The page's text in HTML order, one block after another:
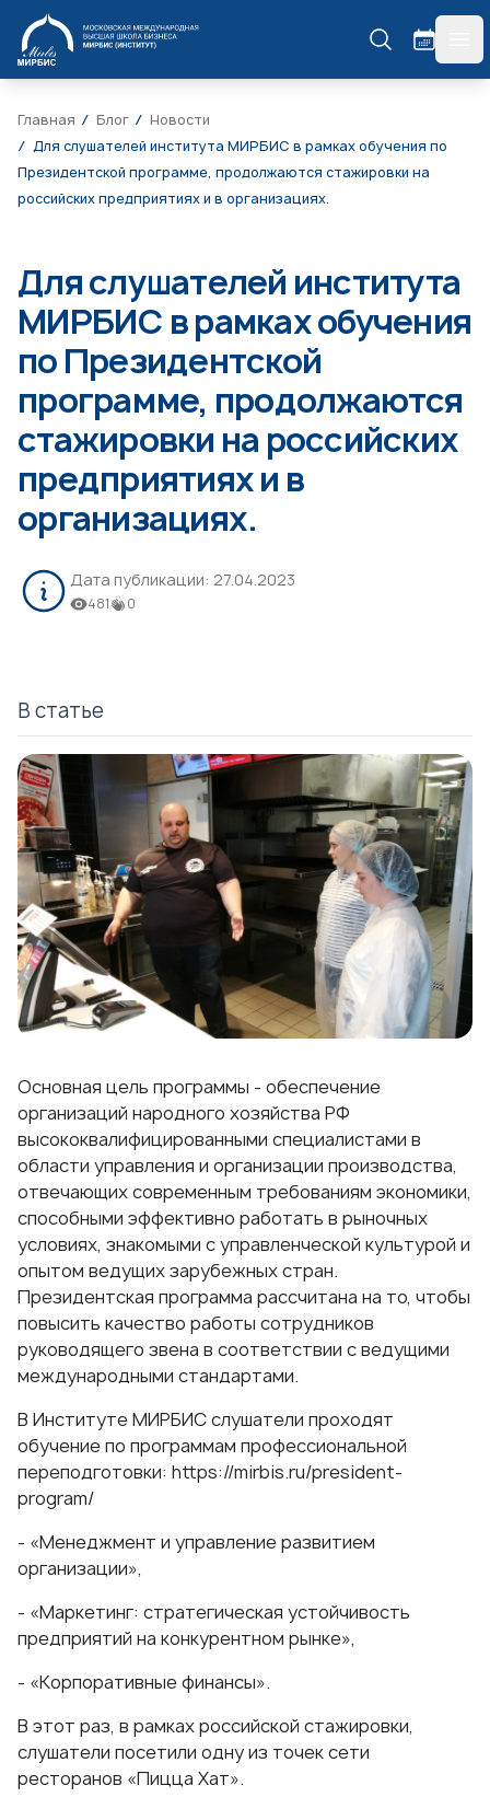
МИРБИС
Главная Блог
Новости
Для слушателей института МИРБИС в рамках обучения по
Президентской программе, продолжаются стажировки на
российских предприятиях и в организациях.
Для слушателей института
МИРБИС в рамках обучения
по Президентской
программе, продолжаются
стажировки на российских
предприятиях и в
организациях.
Дата публикации: 27.04.2023
481 0
В статье
Основная цель программы - обеспечение
организаций народного хозяйства РФ
высококвалифицированными специалистами в
области управления и организации производства,
отвечающих современным требованиям экономики,
способными эффективно работать в рыночных
условиях, знакомыми с управленческой культурой и
опытом ведущих зарубежных стран.
Президентская программа рассчитана на то, чтобы
повысить качество работы сотрудников
руководящего звена в соответствии с ведущими
международными стандартами.
В Институте МИРБИС слушатели проходят
обучение по программам профессиональной
переподготовки: https://mirbis.ru/president-
program/
- «Менеджмент и управление развитием
организации»,
- «Маркетинг: стратегическая устойчивость
предприятий на конкурентном рынке»,
- «Корпоративные финансы».
В этот раз, в рамках российской стажировки,
слушатели посетили одну из точек сети
ресторанов «Пицца Хат».